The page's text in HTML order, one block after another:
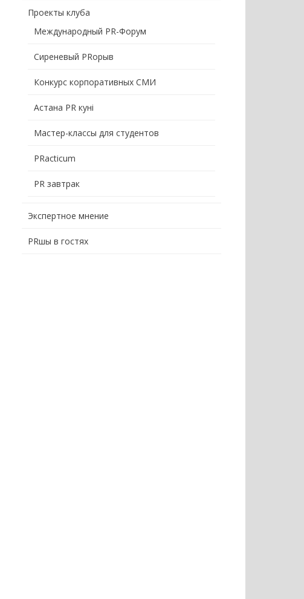
Проекты клуба
Международный PR-Форум
Сиреневый PRорыв
Конкурс корпоративных СМИ
Астана PR кунi
Мастер-классы для студентов
PRacticum
PR завтрак
Экспертное мнение
PRшы в гостях